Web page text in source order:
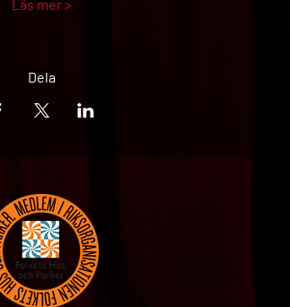
Läs mer >
Dela